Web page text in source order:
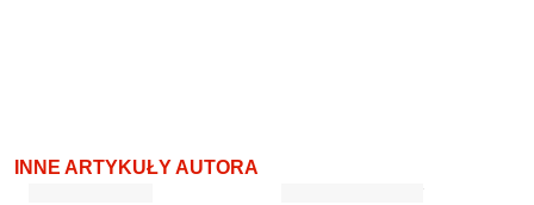
INNE ARTYKUŁY AUTORA